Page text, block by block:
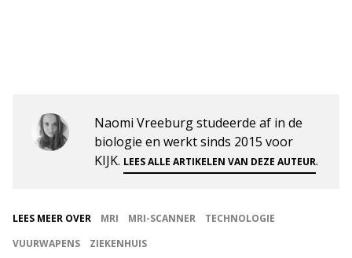
Naomi Vreeburg studeerde af in de
biologie en werkt sinds 2015 voor
KIJK. LEES ALLE ARTIKELEN VAN DEZE AUTEUR.
LEES MEER OVER MRI MRI-SCANNER
TECHNOLOGIE
VUURWAPENS
ZIEKENHUIS